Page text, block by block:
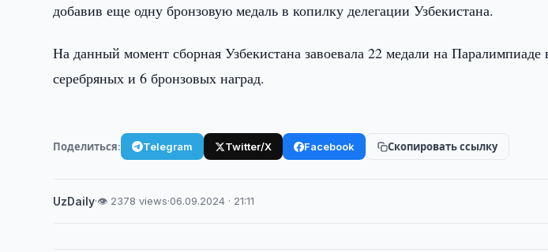
добавив еще одну бронзовую медаль в копилку делегации Узбекистана.
На данный момент сборная Узбекистана завоевала 22 медали на
серебряных и 6 бронзовых наград.
Поделиться: Telegram Twitter/X Facebook Скопировать ссылку
UzDaily·👁 2378 views·06.09.2024 · 21:11